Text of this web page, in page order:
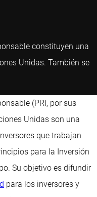
constituyen una
Unidas. También se
(PRI, por sus
Unidas son una
que trabajan
para la Inversión
Su objetivo es difundir
para los inversores y